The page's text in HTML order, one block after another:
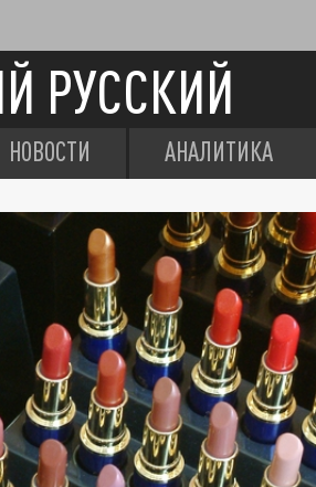
РУССКИЙ
НОВОСТИ АНАЛИТИКА